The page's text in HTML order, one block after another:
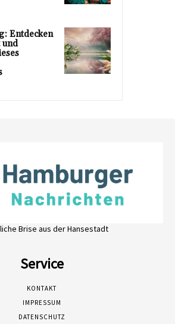
Entdecken
und
Brise aus der Hansestadt
Service
KONTAKT
IMPRESSUM
DATENSCHUTZ